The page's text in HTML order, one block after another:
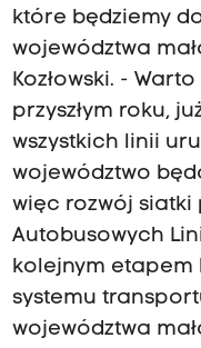
które będziemy
województwa
Kozłowski. -
przyszłym roku,
wszystkich linii
województwo
więc rozwój siatki
Autobusowych
kolejnym
systemu
województwa